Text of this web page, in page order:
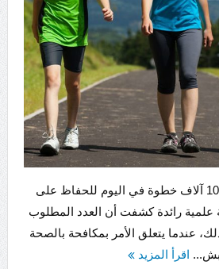
يوصي الخبراء بالمشي 10 آلاف خطوة في اليوم للحفاظ على
رائدة كشفت أن العدد المطلوب
عندما يتعلق الأمر بمكافحة بالصحة
بش... اقرأ المزيد